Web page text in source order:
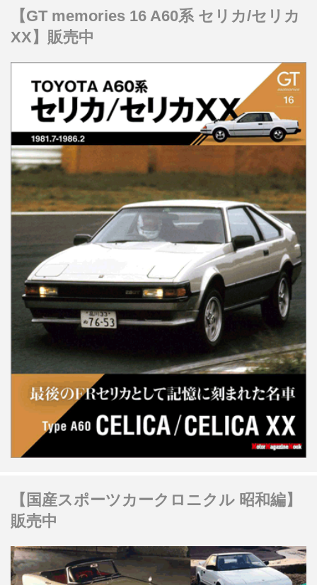
【GT memories 16 A60系 セリカ/セリカ
XX】販売中
【国産スポーツカークロニクル 昭和編】
販売中